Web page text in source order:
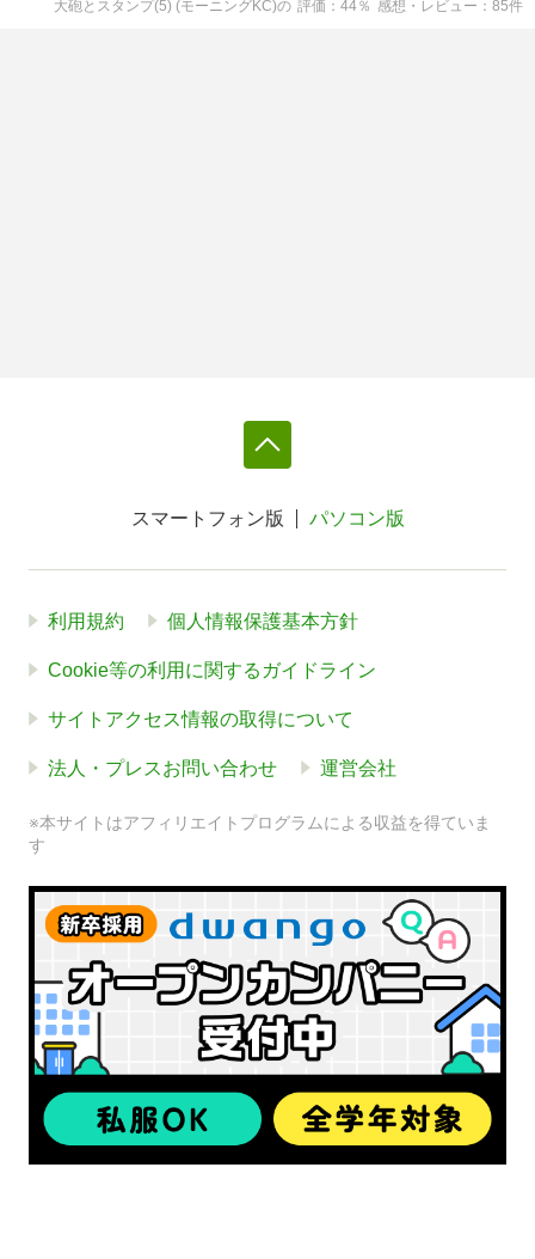
大砲とスタンプ(5) (モーニングKC)の 評価 44％ 感想・レビュー 85件
スマートフォン版 パソコン版
利用規約 個人情報保護基本方針
Cookie等の利用に関するガイドライン
サイトアクセス情報の取得について
法人・プレスお問い合わせ 運営会社
※本サイトはアフィリエイトプログラムによる収益を得ていま
す